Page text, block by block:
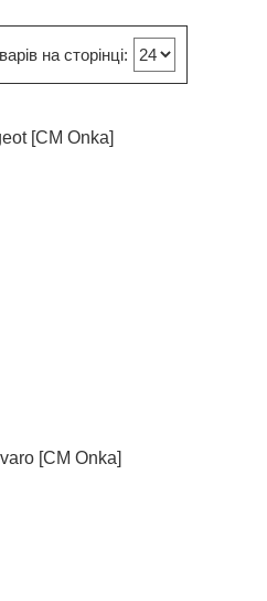
[CM Onka]
[СМ Onka]